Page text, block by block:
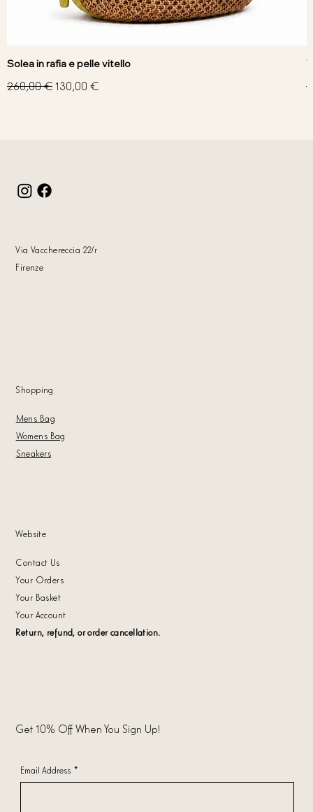
Solea in rafia e pelle vitello
Prezzo regolare
260,00 €Prezzo scontato
130,00 €
Via Vacchereccia 22/r
Firenze
Shopping
Mens Bag
Womens Bag
Sneakers
Website
Contact Us
Your Orders
Your Basket
Your Account
Return, refund, or order cancellation.
Get 10% Off When You Sign Up!
Email Address *